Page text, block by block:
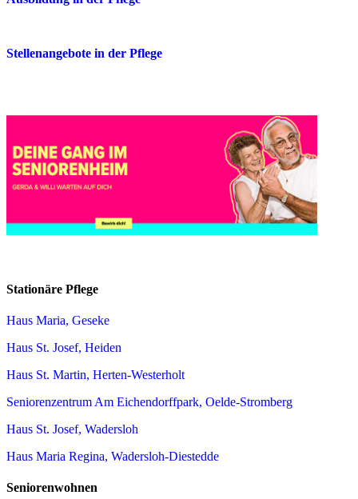
Stellenangebote in der Pflege
Stationäre Pflege
Haus Maria, Geseke
Haus St. Josef, Heiden
Haus St. Martin, Herten-Westerholt
Seniorenzentrum Am Eichendorffpark, Oelde-Stromberg
Haus St. Josef, Wadersloh
Haus Maria Regina, Wadersloh-Diestedde
Seniorenwohnen